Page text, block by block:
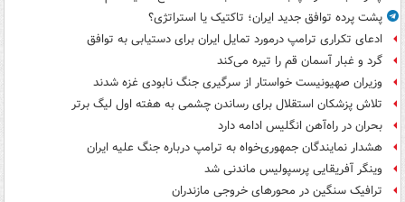
پشت پرده توافق جدید ایران؛ تاکتیک یا استراتژی؟
ادعای تکراری ترامپ درمورد تمایل ایران برای دستیابی به توافق
گرد و غبار آسمان قم را تیره می‌کند
وزیران صهیونیست خواستار از سرگیری جنگ نابودی غزه شدند
تلاش پزشکان استقلال برای رساندن چشمی به هفته اول لیگ برتر
بحران در راه‌آهن انگلیس ادامه دارد
هشدار نمایندگان جمهوری‌خواه به ترامپ درباره جنگ علیه ایران
وینگر آفریقایی پرسپولیس ماندنی شد
ترافیک سنگین در محورهای خروجی مازندران